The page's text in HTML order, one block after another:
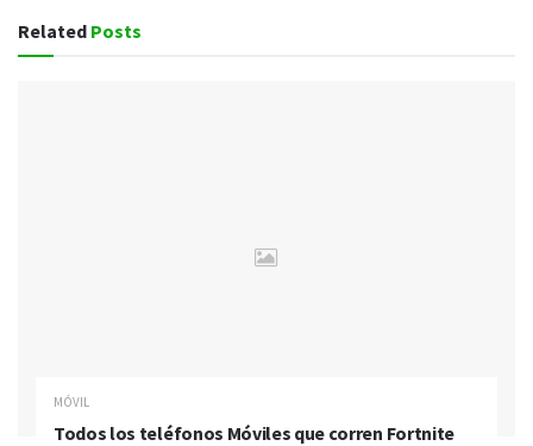
Related Posts
MÓVIL
Todos los teléfonos Móviles que corren Fortnite